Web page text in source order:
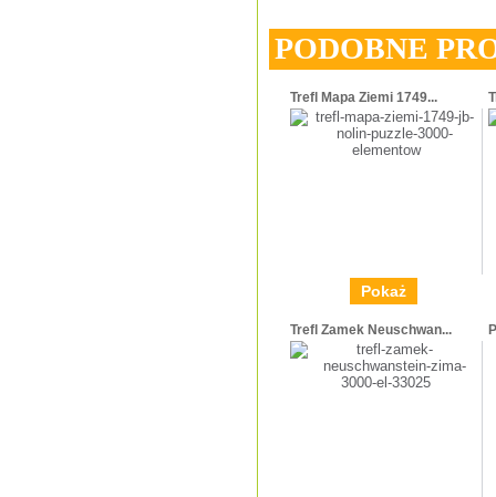
PODOBNE
Trefl Mapa Ziemi 1749...
Pokaż
Trefl Zamek Neuschwan...